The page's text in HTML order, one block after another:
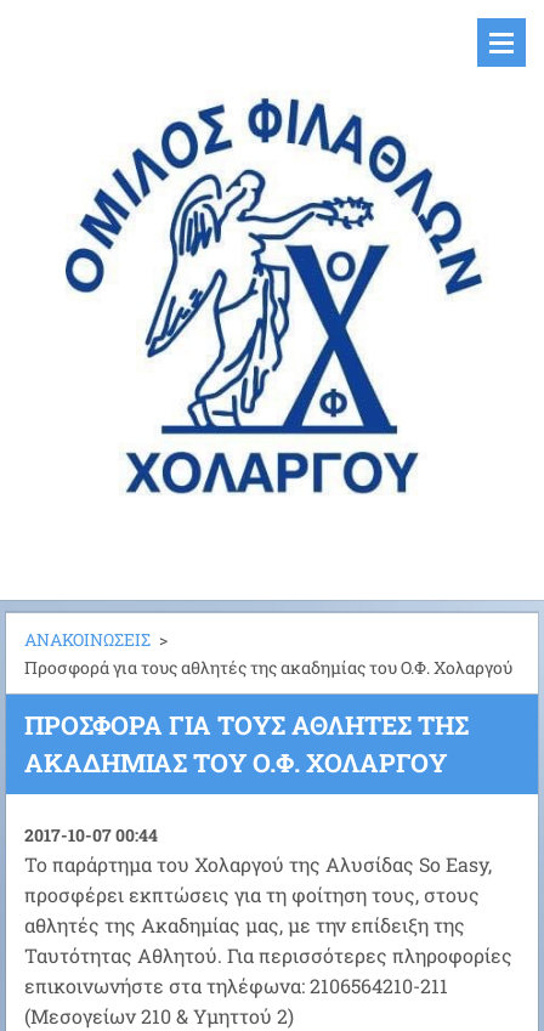
ΑΝΑΚΟΙΝΩΣΕΙΣ >
Προσφορά για τους αθλητές της ακαδημίας του Ο.Φ. Χολαργού
ΠΡΟΣΦΟΡΆ ΓΙΑ ΤΟΥΣ ΑΘΛΗΤΈΣ ΤΗΣ
ΑΚΑΔΗΜΊΑΣ ΤΟΥ Ο.Φ. ΧΟΛΑΡΓΟΎ
2017-10-07 00:44
Το παράρτημα του Χολαργού της Αλυσίδας So Easy,
προσφέρει εκπτώσεις για τη φοίτηση τους, στους
αθλητές της Ακαδημίας μας, με την επίδειξη της
Ταυτότητας Αθλητού. Για περισσότερες πληροφορίες
επικοινωνήστε στα τηλέφωνα: 2106564210-211
(Μεσογείων 210 & Υμηττού 2)